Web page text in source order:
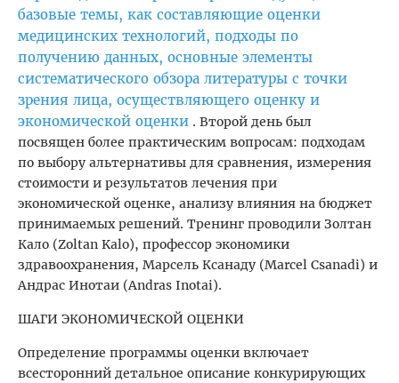
базовые темы, как составляющие оценки
медицинских технологий, подходы по
получению данных, основные элементы
систематического обзора литературы с точки
зрения лица, осуществляющего оценку и
экономической оценки . Второй день был
посвящен более практическим вопросам: подходам
по выбору альтернативы для сравнения, измерения
стоимости и результатов лечения при
экономической оценке, анализу влияния на бюджет
принимаемых решений. Тренинг проводили Золтан
Кало (Zoltan Kalo), профессор экономики
здравоохранения, Марсель Ксанаду (Marcel Csanadi) и
Андрас Инотаи (Andras Inotai).
ШАГИ ЭКОНОМИЧЕСКОЙ ОЦЕНКИ
Определение программы оценки включает
всесторонний детальное описание конкурирующих